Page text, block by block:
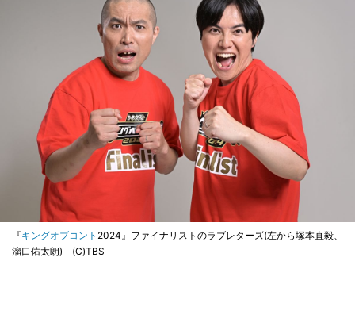
『キングオブコント 2024』ファイナリストのラブレターズ(左から塚本直毅、
溜口佑太朗) (C)TBS